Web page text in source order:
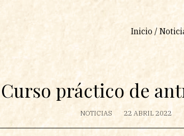
Inicio /
Curso práctico de
NOTICIAS 22 ABRIL 2022